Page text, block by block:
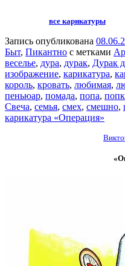
все карикатуры
Запись опубликована
Быт, Пикантно с метками
веселье, дура, дурак, Дурак
изображение, карикатура,
король, кровать, любимая,
пеньюар, помада, попа,
Свеча, семья, смех, смешно,
карикатура «Операция»